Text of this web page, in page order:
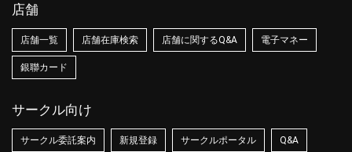
店舗
店舗一覧 店舗在庫検索 店舗に関するQ&A 電子マネー
銀聯カード
サークル向け
サークル委託案内 新規登録 サークルポータル Q&A